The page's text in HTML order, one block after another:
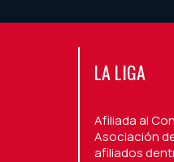
LA LIGA
Afiliada al
Asociación
afiliados